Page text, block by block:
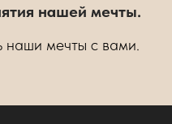
нашей мечты.
наши мечты с вами.